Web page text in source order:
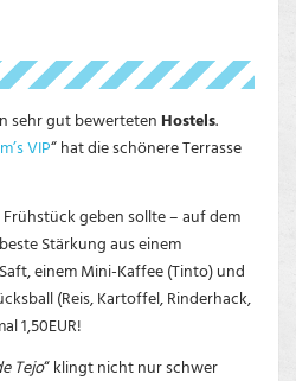
sehr gut bewerteten Hostels.
VIP“ hat die schönere Terrasse
geben sollte – auf dem
Stärkung aus einem
einem Mini-Kaffee (Tinto) und
(Reis, Kartoffel, Rinderhack,
1,50EUR!
Tejo“ klingt nicht nur schwer